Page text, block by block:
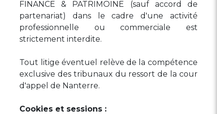
FINANCE & PATRIMOINE (sauf accord de
partenariat) dans le cadre d'une activité
professionnelle ou commerciale est
strictement interdite.
Tout litige éventuel relève de la compétence
exclusive des tribunaux du ressort de la cour
d'appel de Nanterre.
Cookies et sessions :